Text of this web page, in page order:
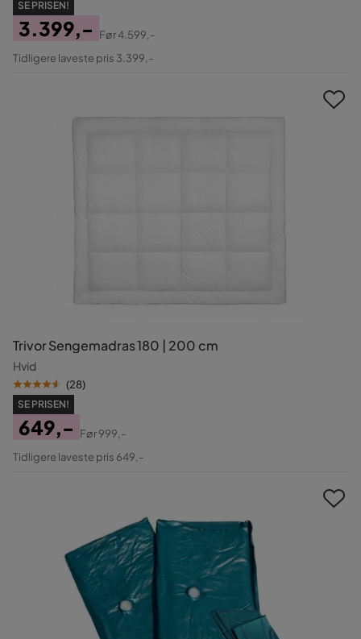
SE PRISEN!
Pris
3.399,-
Original
Før4.599,-
Tidligere laveste pris 3.399,-
Trivor Sengemadras 180 | 200 cm
Hvid
(28)
SE PRISEN!
Pris
649,-
Original
Før999,-
Tidligere laveste pris 649,-